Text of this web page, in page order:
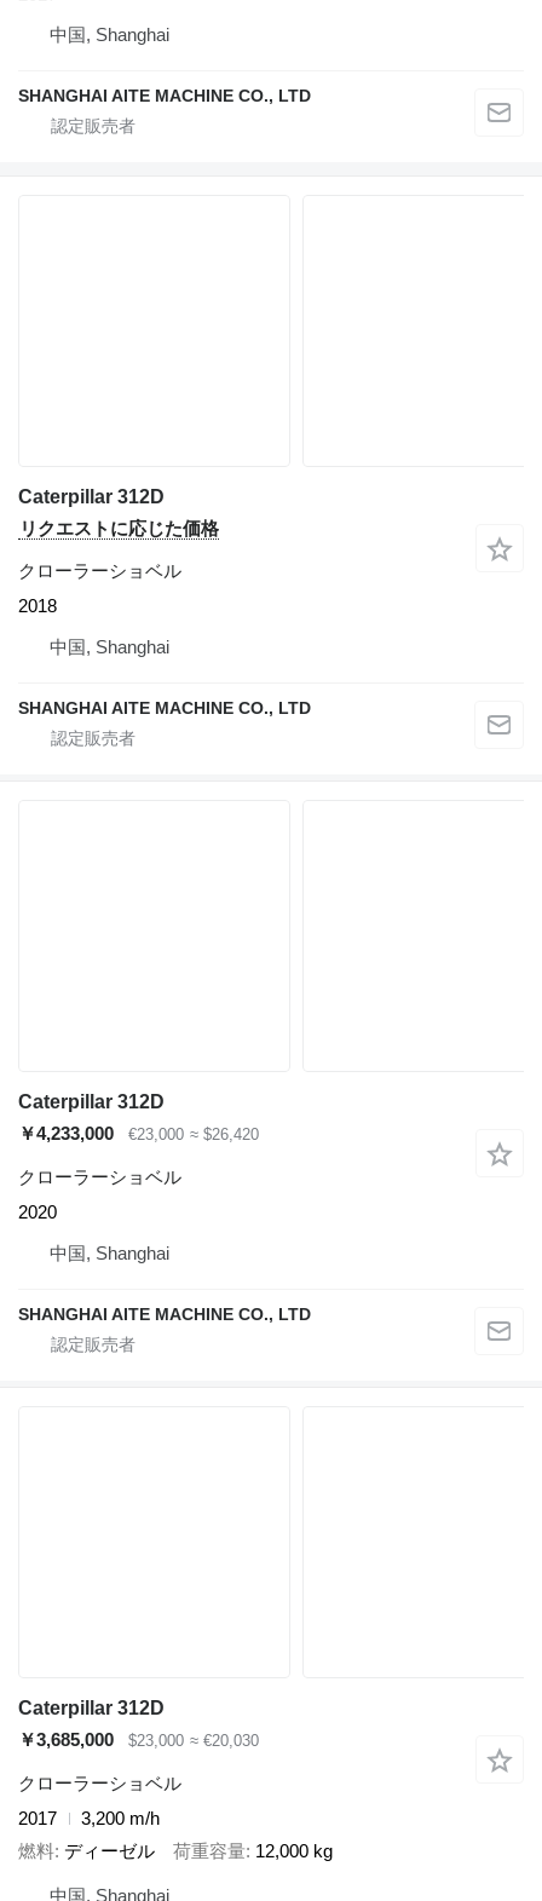
中国, Shanghai
SHANGHAI AITE MACHINE CO., LTD
Caterpillar 312D
リクエストに応じた価格
クローラーショベル
2018
中国, Shanghai
SHANGHAI AITE MACHINE CO., LTD
Caterpillar 312D
￥4,233,000
€23,000 ≈ $26,420
クローラーショベル
2020
中国, Shanghai
SHANGHAI AITE MACHINE CO., LTD
Caterpillar 312D
￥3,685,000
$23,000 ≈ €20,030
クローラーショベル
2017
3,200 m/h
燃料 ディーゼル 荷重容量 12,000 kg
中国, Shanghai